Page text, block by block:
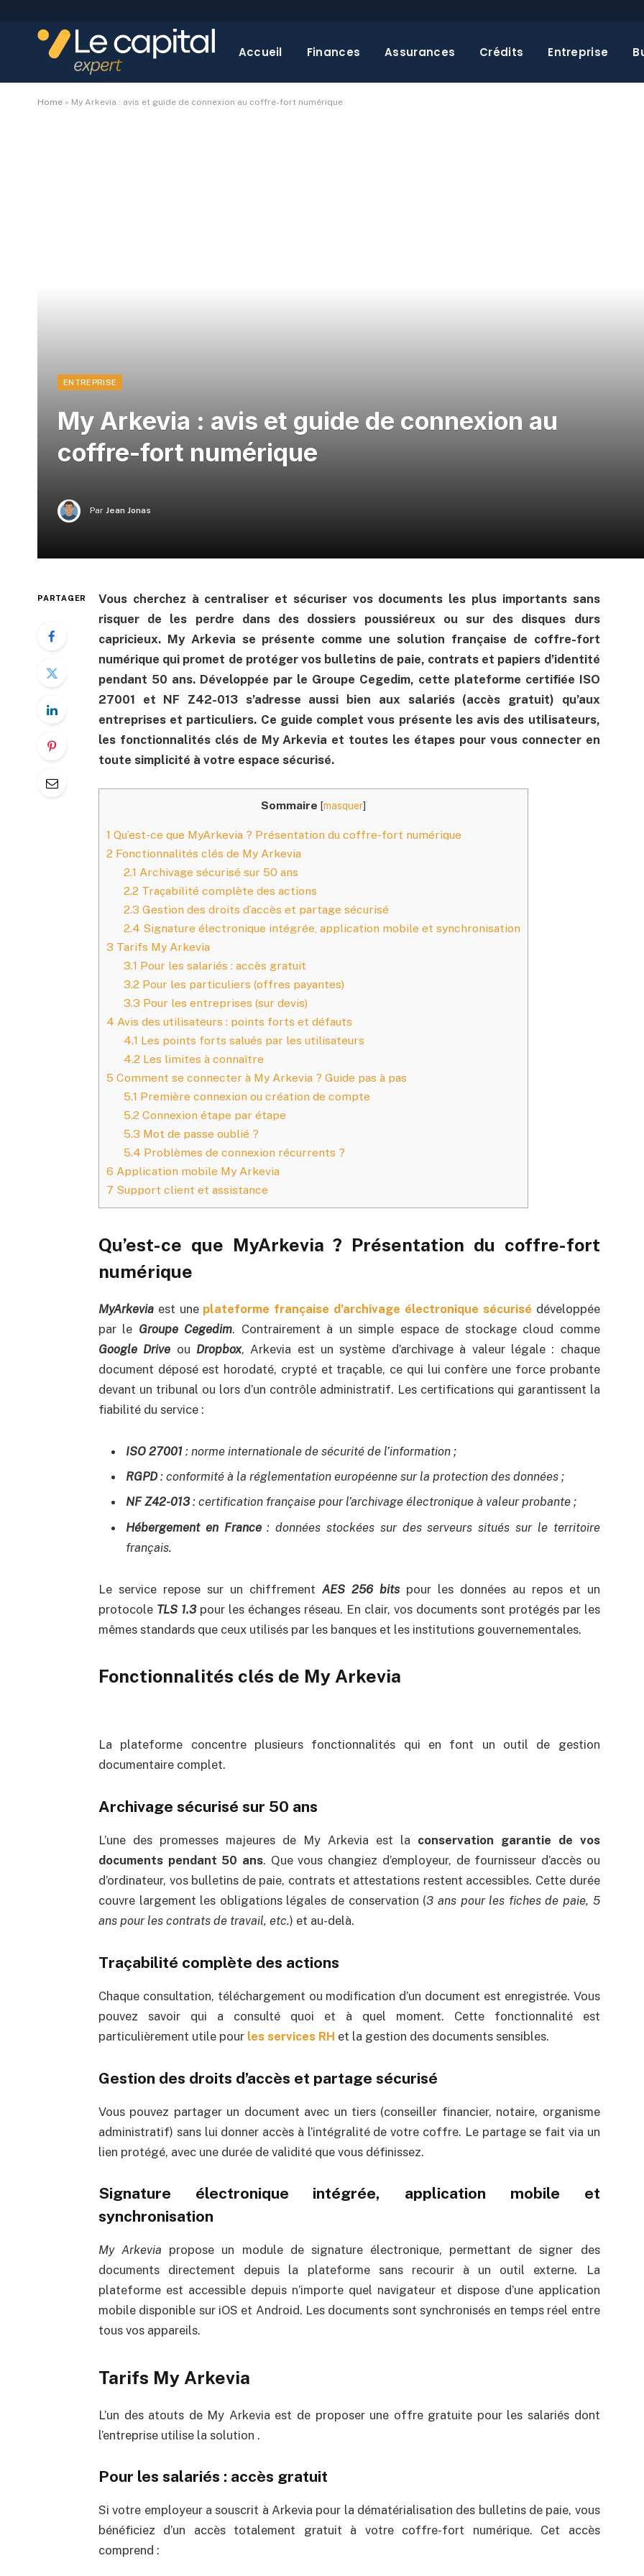
Accueil Finances Assurances Crédits Entreprise
Home » My Arkevia : avis et guide de connexion au coffre-fort numérique
ENTREPRISE
My Arkevia : avis et guide de connexion au
coffre-fort numérique
Par Jean Jonas
PARTAGER
Vous cherchez à centraliser et sécuriser vos documents les plus importants sans
risquer de les perdre dans des dossiers poussiéreux ou sur des disques durs
capricieux. My Arkevia se présente comme une solution française de coffre-fort
numérique qui promet de protéger vos bulletins de paie, contrats et papiers d’identité
pendant 50 ans. Développée par le Groupe Cegedim, cette plateforme certifiée ISO
27001 et NF Z42-013 s’adresse aussi bien aux salariés (accès gratuit) qu’aux
entreprises et particuliers. Ce guide complet vous présente les avis des utilisateurs,
les fonctionnalités clés de My Arkevia et toutes les étapes pour vous connecter en
toute simplicité à votre espace sécurisé.
Sommaire [masquer]
1 Qu’est-ce que MyArkevia ? Présentation du coffre-fort numérique
2Fonctionnalités clés de My Arkevia
2.1 Archivage sécurisé sur 50 ans
2.2Traçabilité complète des actions
2.3 Gestion des droits d’accès et partage sécurisé
2.4 Signature électronique intégrée, application mobile et synchronisation
3 Tarifs My Arkevia
3.1 Pour les salariés : accès gratuit
3.2Pour les particuliers (offres payantes)
3.3 Pour les entreprises (sur devis)
4 Avis des utilisateurs : points forts et défauts
4.1 Les points forts salués par les utilisateurs
4.2Les limites à connaître
5 Comment se connecter à My Arkevia ? Guide pas à pas
5.1 Première connexion ou création de compte
5.2Connexion étape par étape
5.3 Mot de passe oublié ?
5.4 Problèmes de connexion récurrents ?
6 Application mobile My Arkevia
7 Support client et assistance
Qu’est-ce que MyArkevia ? Présentation du coffre-fort
numérique
MyArkeviaest une plateforme française d’archivage électronique sécurisé développée
par le Groupe Cegedim. Contrairement à un simple espace de stockage cloud comme
Google Drive ou Dropbox, Arkevia est un système d’archivage à valeur légale : chaque
document déposé est horodaté, crypté et traçable, ce qui lui confère une force probante
devant un tribunal ou lors d’un contrôle administratif. Les certifications qui garantissent la
fiabilité du service :
ISO 27001: norme internationale de sécurité de l’information ;
RGPD: conformité à la réglementation européenne sur la protection des données ;
NF Z42-013: certification française pour l’archivage électronique à valeur probante ;
Hébergement en France: données stockées sur des serveurs situés sur le territoire
français.
Le service repose sur un chiffrement AES 256 bitspour les données au repos et un
protocole TLS 1.3pour les échanges réseau. En clair, vos documents sont protégés par les
mêmes standards que ceux utilisés par les banques et les institutions gouvernementales.
Fonctionnalités clés de My Arkevia
La plateforme concentre plusieurs fonctionnalités qui en font un outil de gestion
documentaire complet.
Archivage sécurisé sur 50 ans
L’une des promesses majeures de My Arkevia est la conservation garantie de vos
documents pendant 50 ans. Que vous changiez d’employeur, de fournisseur d’accès ou
d’ordinateur, vos bulletins de paie, contrats et attestations restent accessibles. Cette durée
couvre largement les obligations légales de conservation (3 ans pour les fiches de paie, 5
ans pour les contrats de travail, etc.) et au-delà.
Traçabilité complète des actions
Chaque consultation, téléchargement ou modification d’un document est enregistrée. Vous
pouvez savoir qui a consulté quoi et à quel moment. Cette fonctionnalité est
particulièrement utile pour les services RH et la gestion des documents sensibles.
Gestion des droits d’accès et partage sécurisé
Vous pouvez partager un document avec un tiers (conseiller financier, notaire, organisme
administratif) sans lui donner accès à l’intégralité de votre coffre. Le partage se fait via un
lien protégé, avec une durée de validité que vous définissez.
Signature électronique intégrée, application mobile et
synchronisation
My Arkevia propose un module de signature électronique, permettant de signer des
documents directement depuis la plateforme sans recourir à un outil externe. La
plateforme est accessible depuis n’importe quel navigateur et dispose d’une application
mobile disponible sur iOS et Android. Les documents sont synchronisés en temps réel entre
tous vos appareils.
Tarifs My Arkevia
L’un des atouts de My Arkevia est de proposer une offre gratuite pour les salariés dont
l’entreprise utilise la solution .
Pour les salariés : accès gratuit
Si votre employeur a souscrit à Arkevia pour la dématérialisation des bulletins de paie, vous
bénéficiez d’un accès totalement gratuit à votre coffre-fort numérique. Cet accès
comprend :